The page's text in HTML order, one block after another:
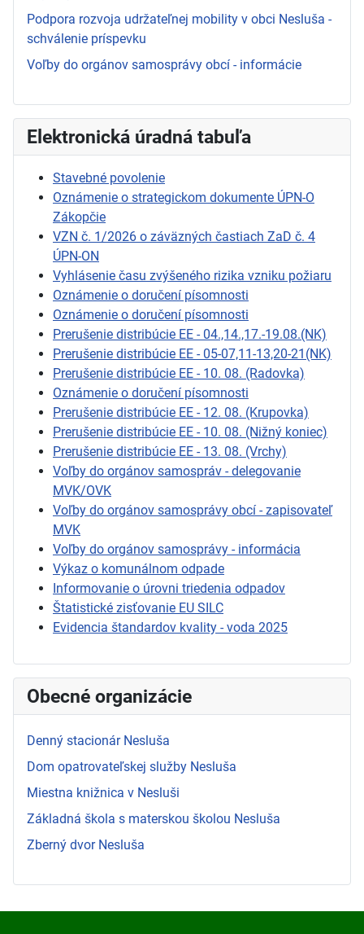
Podpora rozvoja udržateľnej mobility v obci Nesluša -
schválenie príspevku
Voľby do orgánov samosprávy obcí - informácie
Elektronická úradná tabuľa
Stavebné povolenie
Oznámenie o strategickom dokumente ÚPN-O
Zákopčie
VZN č. 1/2026 o záväzných častiach ZaD č. 4
ÚPN-ON
Vyhlásenie času zvýšeného rizika vzniku požiaru
Oznámenie o doručení písomnosti
Oznámenie o doručení písomnosti
Prerušenie distribúcie EE - 04.,14.,17.-19.08.(NK)
Prerušenie distribúcie EE - 05-07,11-13,20-21(NK)
Prerušenie distribúcie EE - 10. 08. (Radovka)
Oznámenie o doručení písomnosti
Prerušenie distribúcie EE - 12. 08. (Krupovka)
Prerušenie distribúcie EE - 10. 08. (Nižný koniec)
Prerušenie distribúcie EE - 13. 08. (Vrchy)
Voľby do orgánov samospráv - delegovanie
MVK/OVK
Voľby do orgánov samosprávy obcí - zapisovateľ
MVK
Voľby do orgánov samosprávy - informácia
Výkaz o komunálnom odpade
Informovanie o úrovni triedenia odpadov
Štatistické zisťovanie EU SILC
Evidencia štandardov kvality - voda 2025
Obecné organizácie
Denný stacionár Nesluša
Dom opatrovateľskej služby Nesluša
Miestna knižnica v Nesluši
Základná škola s materskou školou Nesluša
Zberný dvor Nesluša